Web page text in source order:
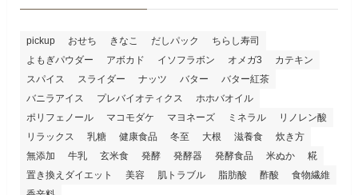
pickup おせち きなこ だしパック
ちらし寿司
よもぎパウダー
アボカド イソフラボン オメガ3
カテキン
スパイス
スライダー ナッツ バター
バター紅茶
バニラアイス
プレバイオティクス
ホホバオイル
ポリフェノール
マコモダケ マヨネーズ ミネラル
リノレン酸
リラックス
乳糖 健康食品 冬至 大根 滋養食
炊き方
無添加
牛乳 玄米食 発酵 発酵器 発酵食品 米ぬか
糀
置き換えダイエット
美容 肌トラブル 脂肪酸 酢酸
食物繊維